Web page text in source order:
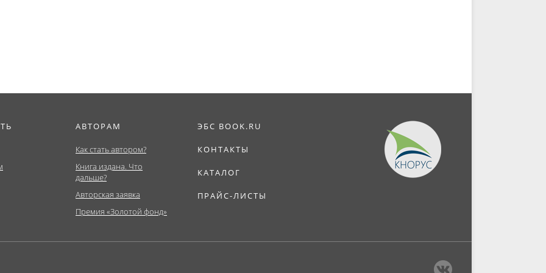
АВТОРАМ
Как стать автором?
Книга издана. Что
дальше?
Авторская заявка
Премия «Золотой фонд»
ЭБС BOOK.RU
КОНТАКТЫ
КАТАЛОГ
ПРАЙС-ЛИСТЫ